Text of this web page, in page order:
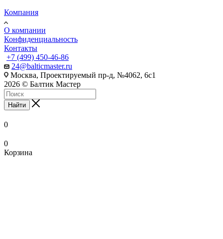
Компания
О компании
Конфиденциальность
Контакты
+7 (499) 450-46-86
24@balticmaster.ru
Москва, Проектируемый пр-д, №4062, 6с1
2026 © Балтик Мастер
Найти
0
0
Корзина